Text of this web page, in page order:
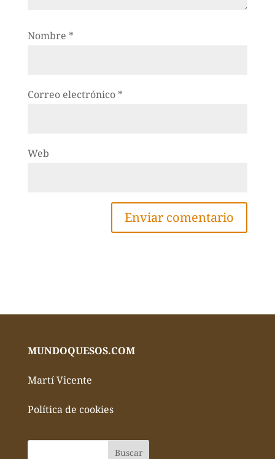
Nombre *
Correo electrónico *
Web
MUNDOQUESOS.COM
Martí Vicente
Política de cookies